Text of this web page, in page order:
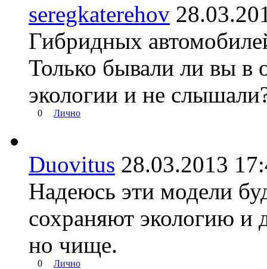
seregkaterehov
Гибридных
Только бывали ли вы в
экологии и не
0 Лично
Duovitus 28.03.2013
Надеюсь эти модели
сохраняют экологию и
но чище.
0 Лично